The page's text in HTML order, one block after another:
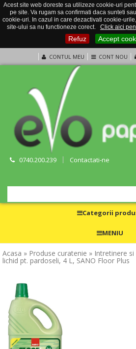
Acest site web doreste sa utilizeze cookie-uri
pe site. Va rugam sa confirmati daca sunteti
cookie-uri. In cazul in care dezactivati cookie-
site-ului sa nu functioneze corect.
Click aici
Refuz Accept
CONTUL MEU CONT NOU
0740.200.239 Contactati-ne
Categorii
MENIU
Acasa » Produse curatenie » Intretinere
lichid pt. pardoseli, 4 L, SANO Floor Plus